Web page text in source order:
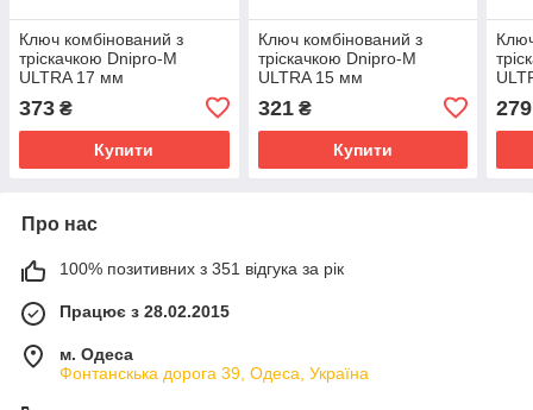
Ключ комбінований з
тріскачкою Dnipro-M
ULTRA 17 мм
373 ₴
Купити
Ключ комбінований з
тріскачкою Dnipro-M
ULTRA 15 мм
321₴
Купити
279
Про нас
100% позитивних з 351 відгука за рік
Працює з 28.02.2015
м. Одеса
Фонтанскька дорога 39, Одеса, Україна